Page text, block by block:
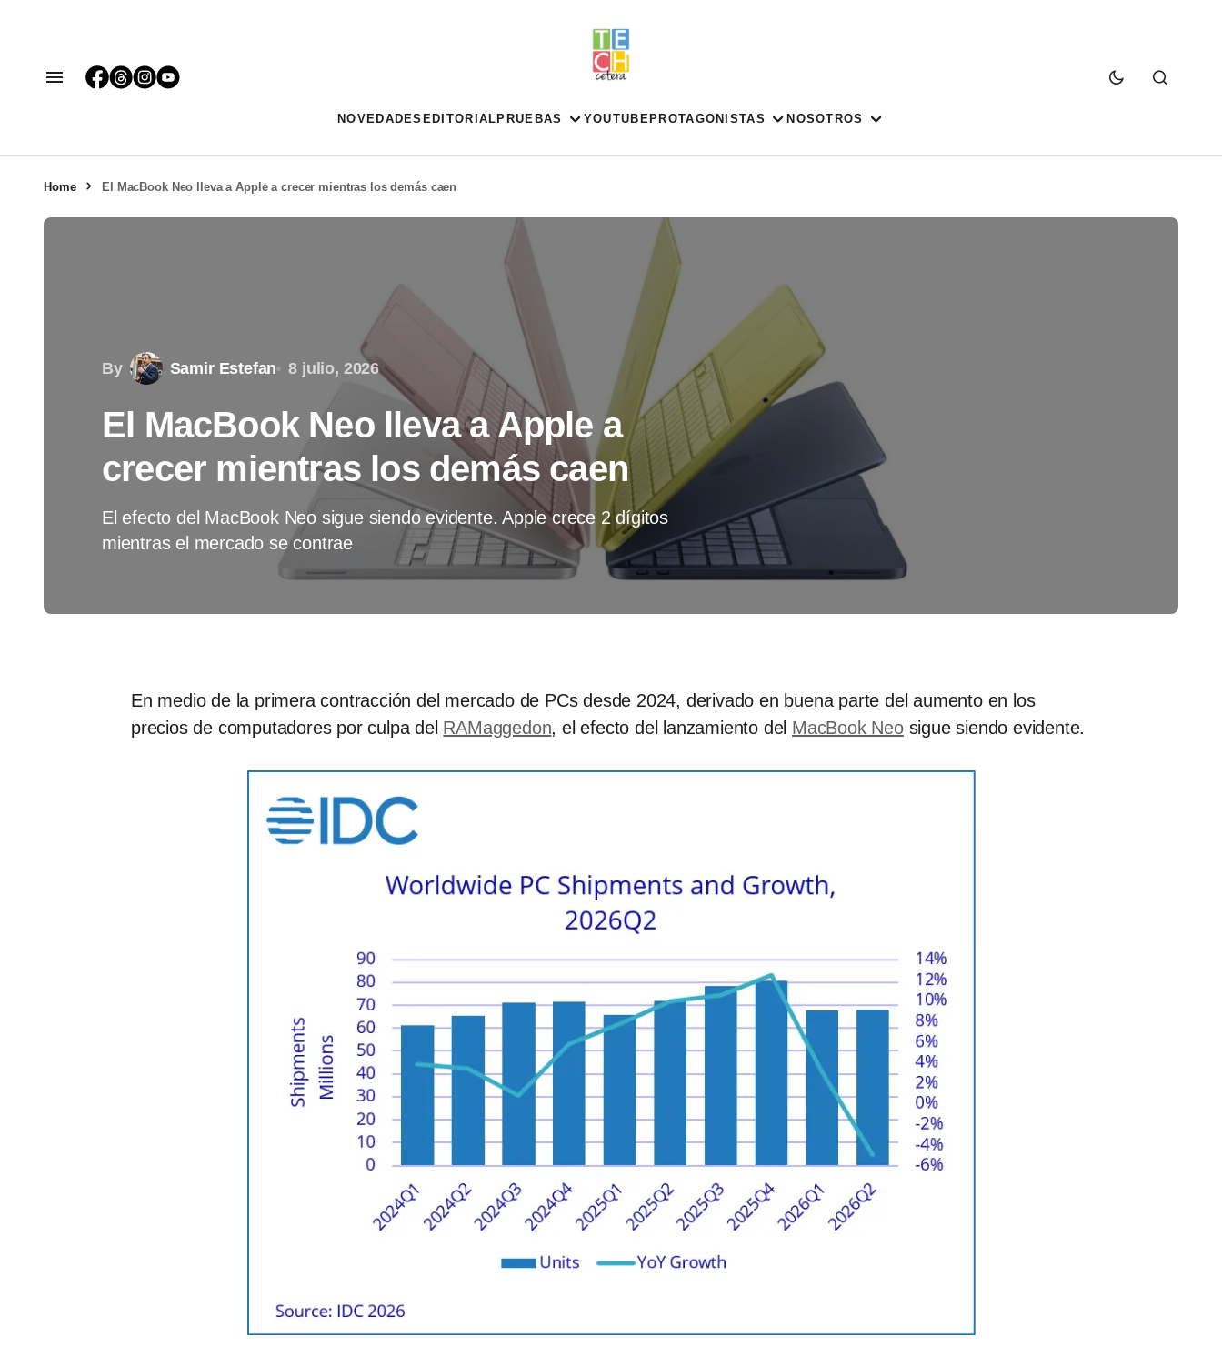
NOVEDADES EDITORIAL PRUEBAS YOUTUBE PROTAGONISTAS NOSOTROS
Home El MacBook Neo lleva a Apple a crecer mientras los demás caen
By Samir Estefan 8 julio, 2026
El MacBook Neo lleva a Apple a
crecer mientras los demás caen
El efecto del MacBook Neo sigue siendo evidente. Apple crece 2 dígitos
mientras el mercado se contrae
En medio de la primera contracción del mercado de PCs desde 2024, derivado en buena parte del aumento en los
precios de computadores por culpa del RAMaggedon, el efecto del lanzamiento del MacBook Neosigue siendo evidente.